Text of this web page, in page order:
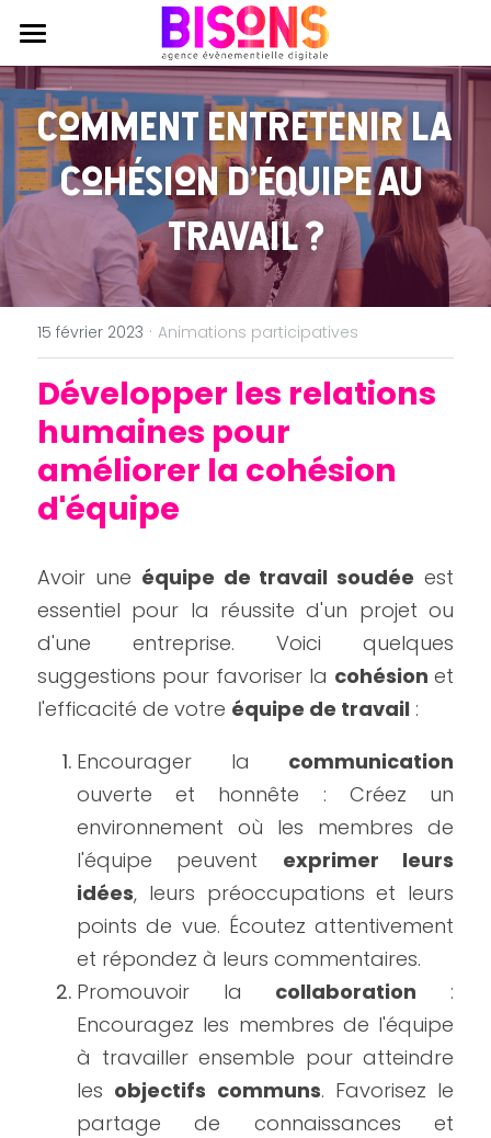
Agence
Qui sommes nous ?
Engagements RSE
Journal
Coworking
Expertises
Production évènementielle
Production audiovisuelle
Animations participatives
Réalisations
Contactez nous
Comment entretenir la
cohésion d'équipe au
travail ?
15 février 2023 · Animations participatives
Développer les relations
humaines pour
améliorer la cohésion
d'équipe
Avoir une équipe de travail soudée est
essentiel pour la réussite d'un projet ou
d'une entreprise. Voici quelques
suggestions pour favoriser la cohésion et
l'efficacité de votre équipe de travail :
Encourager la communication
ouverte et honnête : Créez un
environnement où les membres de
l'équipe peuvent exprimer leurs
idées, leurs préoccupations et leurs
points de vue. Écoutez attentivement
et répondez à leurs commentaires.
Promouvoir la collaboration :
Encouragez les membres de l'équipe
à travailler ensemble pour atteindre
les objectifs communs. Favorisez le
partage de connaissances et